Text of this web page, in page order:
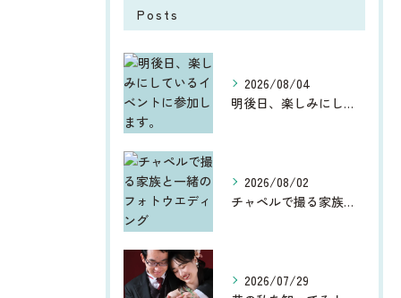
Posts
2026/08/04
明後日、楽しみにしているイベントに参加します。
2026/08/02
チャペルで撮る家族と一緒のフォトウエディング
2026/07/29